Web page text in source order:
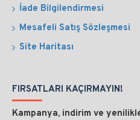
İade Bilgilendirmesi
Mesafeli Satış Sözleşmesi
Site Haritası
FIRSATLARI KAÇIRMAYIN!
Kampanya, indirim ve